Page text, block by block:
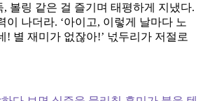
볼링 같은 걸 즐기며 태평하게 지냈다.
이 나더라. ‘아이고, 이렇게 날마다 노
! 별 재미가 없잖아!’ 넋두리가 저절로